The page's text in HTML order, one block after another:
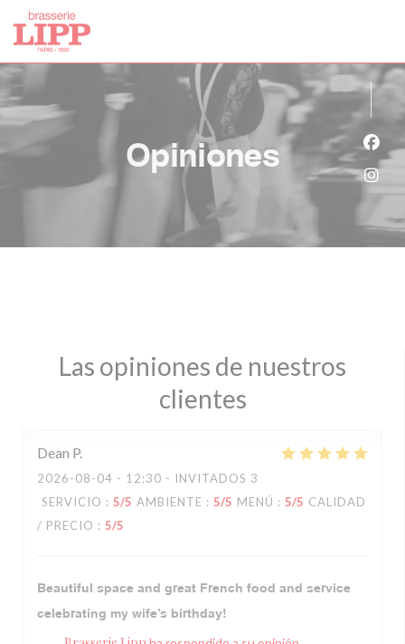
Personalización de sus opciones de cookies
Opiniones
Las opiniones de nuestros
clientes
Dean P
2026-08-04 - 12:30 - INVITADOS 3
SERVICIO : 5/5 AMBIENTE : 5/5 MENÚ : 5/5 CALIDAD
/ PRECIO : 5/5
Beautiful space and great French food and service
celebrating my wife’s birthday!